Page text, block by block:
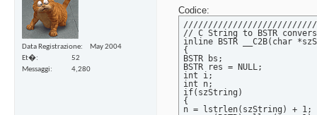
sz = (char)bString[i];
}
sz[i] = 0;
return sz;
}
Data Registrazione
May 2004
Et�
52
Messaggi
4,280
Codice:
// C String to BSTR
inline BSTR __C2B(char
{
BSTR bs;
BSTR res = NULL;
int i;
int n;
if(szString)
{
n = lstrlen(szString) + 1;